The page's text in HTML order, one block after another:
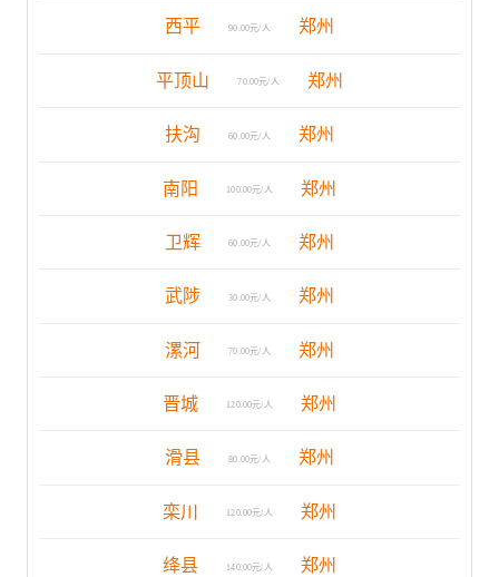
西平 90.00元/人 郑州
平顶山 70.00元/人 郑州
扶沟 60.00元/人 郑州
南阳 100.00元/人 郑州
卫辉 60.00元/人 郑州
武陟 30.00元/人 郑州
漯河 70.00元/人 郑州
晋城 120.00元/人 郑州
滑县 80.00元/人 郑州
栾川 120.00元/人 郑州
绛县 140.00元/人 郑州